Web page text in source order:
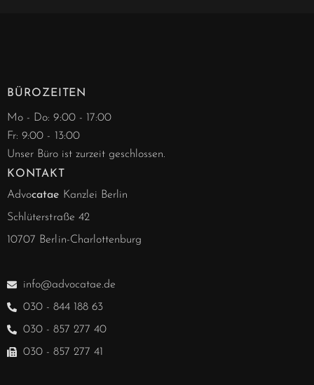
BÜROZEITEN
Mo - Do: 9:00 - 17:00
Fr: 9:00 - 13:00
Unser Büro ist zurzeit geschlossen.
KONTAKT
Advocatae Kanzlei Berlin
Schlüterstraße 42
10707 Berlin-Charlottenburg
info@advocatae.de
030 - 844 188 63
030 - 857 277 40
030 - 857 277 41